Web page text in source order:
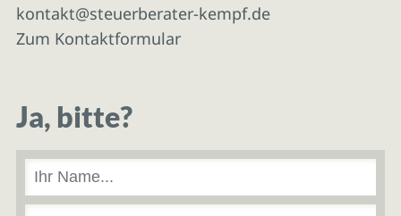
kontakt@steuerberater-kempf.de
Zum Kontaktformular
Ja, bitte?